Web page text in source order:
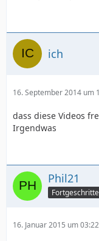
ich
16. September 2014 um
dass diese Videos
Irgendwas
Phil21
16. Januar 2015 um 03:22